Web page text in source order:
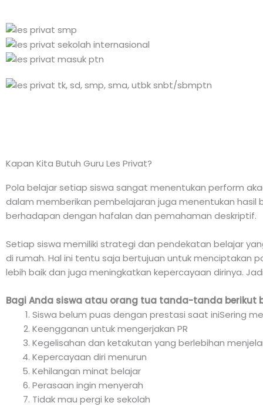
Kapan Kita Butuh Guru Les Privat?
Pola belajar setiap siswa sangat menentukan perform
dalam memberikan pembelajaran juga menentukan hasil
berhadapan dengan hafalan dan pemahaman deskriptif.
Setiap siswa memiliki strategi dan pendekatan belajar
di rumah. Hal ini tentu saja bertujuan untuk menciptakan
lebih baik dan juga meningkatkan kepercayaan dirinya.
Bagi Anda siswa atau orang tua tanda-tanda berikut
Siswa belum puas dengan prestasi saat iniSering
Keengganan untuk mengerjakan PR
Kegelisahan dan ketakutan yang berlebihan
Kepercayaan diri menurun
Kehilangan minat belajar
Perasaan ingin menyerah
Tidak mau pergi ke sekolah